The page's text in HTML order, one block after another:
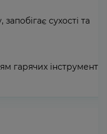
сухості та
гарячих інструментів